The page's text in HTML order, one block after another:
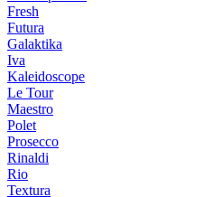
Fresh
Futura
Galaktika
Iva
Kaleidoscope
Le Tour
Maestro
Polet
Prosecco
Rinaldi
Rio
Textura